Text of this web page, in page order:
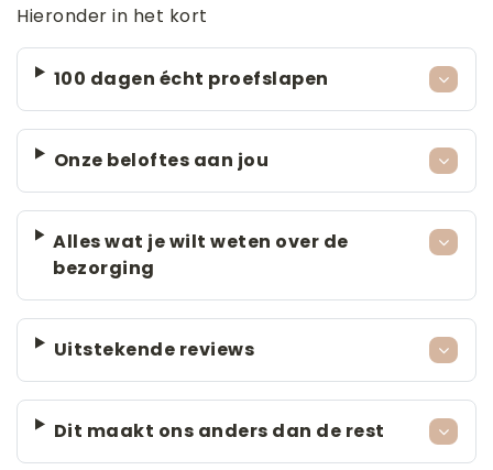
Hieronder in het kort
100 dagen écht proefslapen
Onze beloftes aan jou
Alles wat je wilt weten over de
bezorging
Uitstekende reviews
Dit maakt ons anders dan de rest